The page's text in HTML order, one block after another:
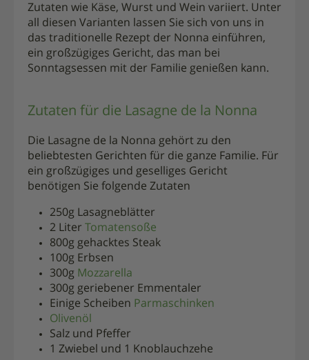
Zutaten wie Käse, Wurst und Wein variiert. Unter
all diesen Varianten lassen Sie sich von uns in
das traditionelle Rezept der Nonna einführen,
ein großzügiges Gericht, das man bei
Sonntagsessen mit der Familie genießen kann.
Zutaten für die Lasagne de la Nonna
Die Lasagne de la Nonna gehört zu den
beliebtesten Gerichten für die ganze Familie. Für
ein großzügiges und geselliges Gericht
benötigen Sie folgende Zutaten
250g Lasagneblätter
2 Liter
Tomatensoße
800g gehacktes Steak
100g Erbsen
300g Mozzarella
300g geriebener Emmentaler
Einige Scheiben Parmaschinken
Olivenöl
Salz und Pfeffer
1 Zwiebel und 1 Knoblauchzehe